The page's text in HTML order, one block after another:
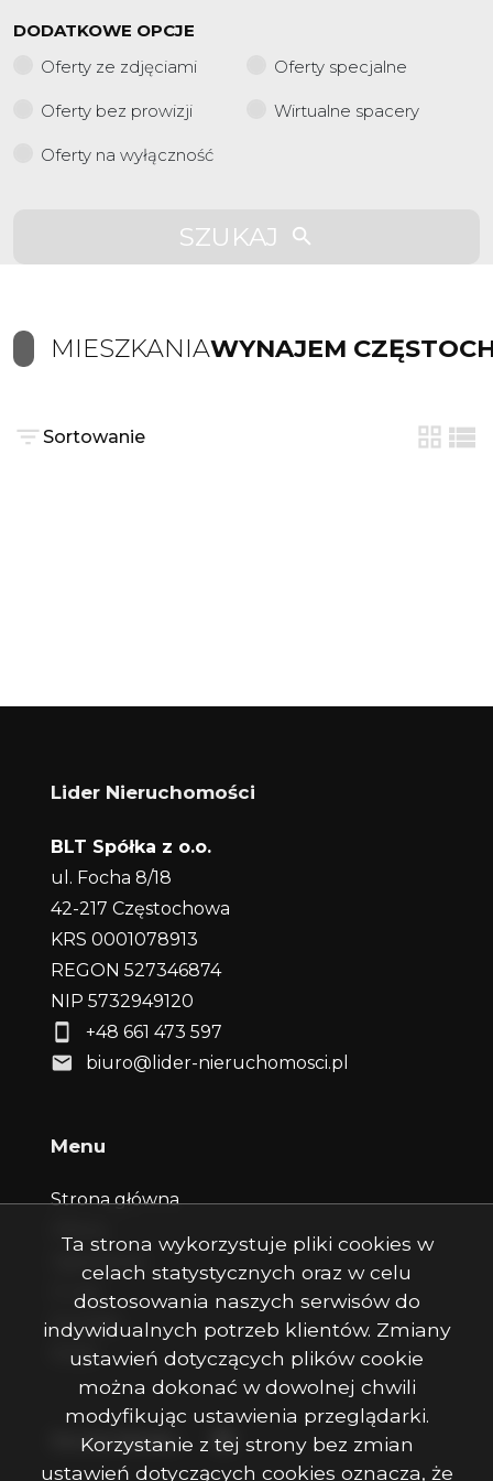
DODATKOWE OPCJE
Oferty ze zdjęciami
Oferty specjalne
Oferty bez prowizji Wirtualne spacery
Oferty na wyłączność
SZUKAJ
MIESZKANIAWYNAJEM
Sortowanie
tabela
Lider Nieruchomości
BLT Spółka z o.o.
ul. Focha 8/18
42-217 Częstochowa
KRS 0001078913
REGON 527346874
NIP 5732949120
+48 661 473 597
biuro@lider-nieruchomosci.pl
Menu
Strona główna
Zgłoszenia
O nas
Kontakt
Rodo
Social Media Facebook
Ta strona wykorzystuje pliki cookies w
celach statystycznych oraz w celu
dostosowania naszych serwisów do
indywidualnych potrzeb klientów. Zmiany
ustawień dotyczących plików cookie
można dokonać w dowolnej chwili
modyfikując ustawienia przeglądarki.
Korzystanie z tej strony bez zmian
ustawień dotyczących cookies oznacza, że